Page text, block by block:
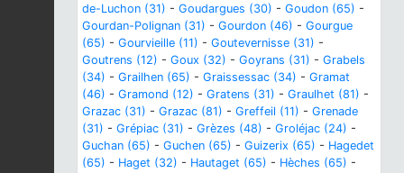
de-Luchon (31) - Goudargues (30) - Goudon (65) -
Gourdan-Polignan (31) - Gourdon (46) - Gourgue
(65) - Gourvieille (11) - Goutevernisse (31) -
Goutrens (12) - Goux (32) - Goyrans (31) - Grabels
(34) - Grailhen (65) - Graissessac (34) - Gramat
(46) - Gramond (12) - Gratens (31) - Graulhet (81) -
Grazac (31) - Grazac (81) - Greffeil (11) - Grenade
(31) - Grépiac (31) - Grèzes (48) - Groléjac (24) -
Guchan (65) - Guchen (65) - Guizerix (65) - Hagedet
(65) - Haget (32) - Hautaget (65) - Hèches (65) -